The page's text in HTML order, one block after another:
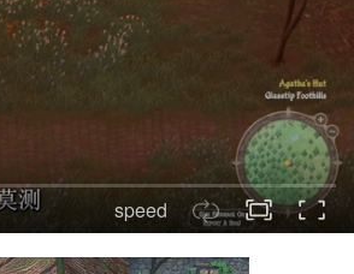
speed